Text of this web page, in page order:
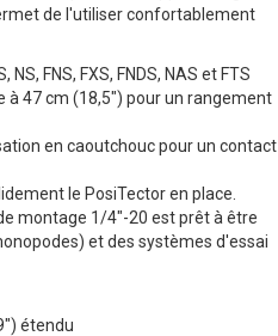
de l'utiliser confortablement
FNS, FXS, FNDS, NAS et FTS
à 47 cm (18,5") pour un rangement
en caoutchouc pour un contact
le PosiTector en place.
montage 1/4"-20 est prêt à être
et des systèmes d'essai
étendu